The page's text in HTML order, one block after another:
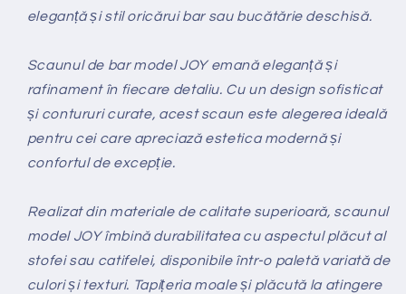
eleganță și stil oricărui bar sau bucătărie deschisă.
Scaunul de bar model JOY emană eleganță și
rafinament în fiecare detaliu. Cu un design sofisticat
și contururi curate, acest scaun este alegerea ideală
pentru cei care apreciază estetica modernă și
confortul de excepție.
Realizat din materiale de calitate superioară, scaunul
model JOY îmbină durabilitatea cu aspectul plăcut al
stofei sau catifelei, disponibile într-o paletă variată de
culori și texturi. Tapițeria moale și plăcută la atingere